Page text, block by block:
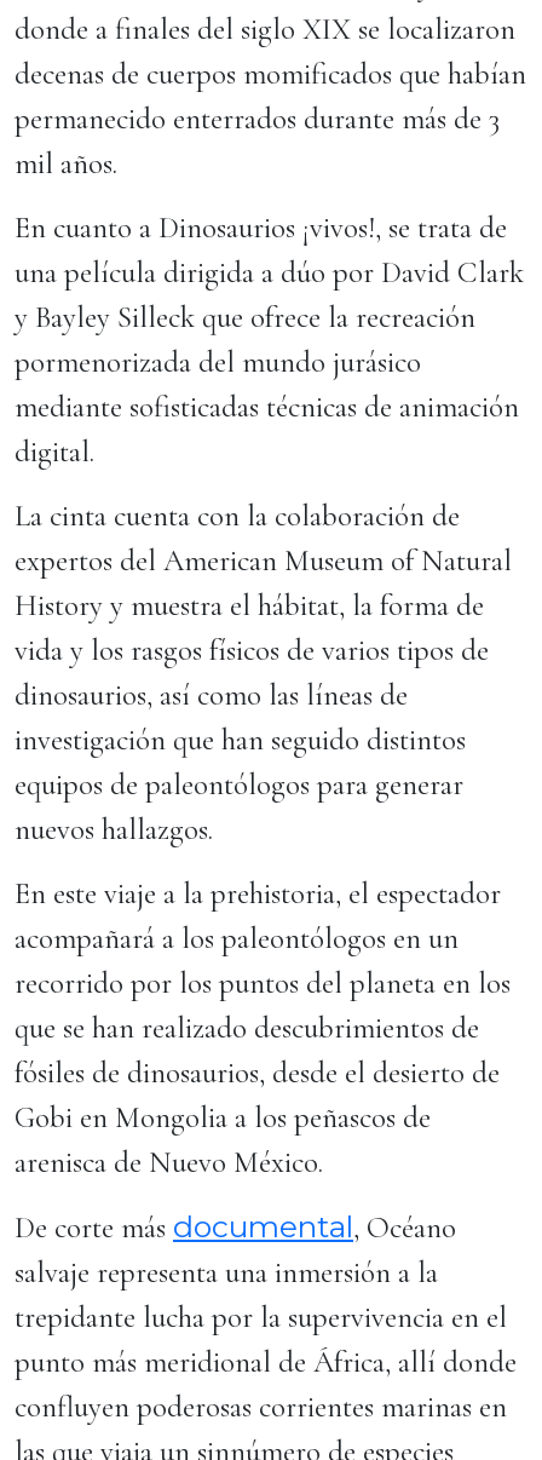
donde a finales del siglo XIX se localizaron
decenas de cuerpos momificados que habían
permanecido enterrados durante más de 3
mil años.
En cuanto a Dinosaurios ¡vivos!, se trata de
una película dirigida a dúo por David Clark
y Bayley Silleck que ofrece la recreación
pormenorizada del mundo jurásico
mediante sofisticadas técnicas de animación
digital.
La cinta cuenta con la colaboración de
expertos del American Museum of Natural
History y muestra el hábitat, la forma de
vida y los rasgos físicos de varios tipos de
dinosaurios, así como las líneas de
investigación que han seguido distintos
equipos de paleontólogos para generar
nuevos hallazgos.
En este viaje a la prehistoria, el espectador
acompañará a los paleontólogos en un
recorrido por los puntos del planeta en los
que se han realizado descubrimientos de
fósiles de dinosaurios, desde el desierto de
Gobi en Mongolia a los peñascos de
arenisca de Nuevo México.
De corte más documental, Océano
salvaje representa una inmersión a la
trepidante lucha por la supervivencia en el
punto más meridional de África, allí donde
confluyen poderosas corrientes marinas en
las que viaja un sinnúmero de especies